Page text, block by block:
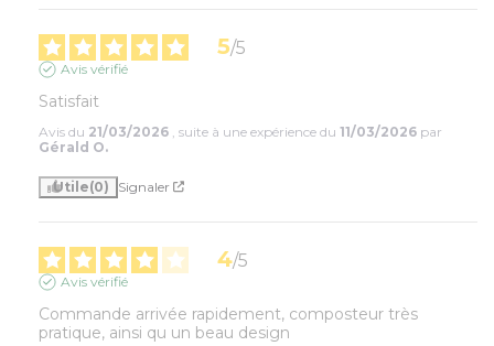
5/5
Avis vérifié
Satisfait
Avis du 21/03/2026 , suite à une expérience du 11/03/2026 par
Gérald O.
Utile(0) Signaler
4/5
Avis vérifié
Commande arrivée rapidement, composteur très
pratique, ainsi qu un beau design